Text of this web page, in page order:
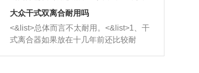
室，最后形成废气排出，就可以让三元
催化器得到清洗，排气管堵塞的情况就
能够得到解决。
造成烧机油。<&list>3、机油粘度。使用
机油粘度过小的话，同样会有烧机油现
象，机油粘度过小具有很好的流动性，
无法制作，需要将车辆送到修理厂或4s
店；<&list>2.车辆半轴套管防尘罩破
裂，破裂后会出现漏油现象，使半轴磨
损严重，磨损的半轴容易损坏，产生异
响；<&list>3.稳定器的转向胶套和球头
大众干式双离合耐用吗
<&list>总体而言不太耐用。<&list>1、干
式离合器如果放在十几年前还比较耐